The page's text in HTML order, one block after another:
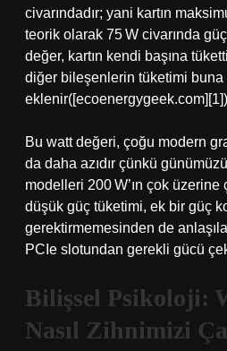
civarındadır; yani kartın
teorik olarak 75 W civarında
değer, kartın kendi başına
diğer bileşenlerin tüketimi buna
Bu watt değeri, çoğu modern
da daha azıdır çünkü
modelleri 200 W’ın çok üzerine
düşük güç tüketimi, ek bir güç
gerektirmemesinden de
PCIe slotundan gerekli gücü
Bilişsel Psikoloji:
Nasıl Zihnimizi